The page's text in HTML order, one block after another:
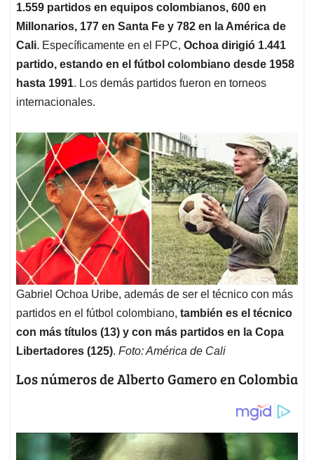
1.559 partidos en equipos colombianos, 600 en
Millonarios, 177 en Santa Fe y 782 en la América de
Cali. Específicamente en el FPC, Ochoa dirigió 1.441
partido, estando en el fútbol colombiano desde 1958
hasta 1991. Los demás partidos fueron en torneos
internacionales.
Gabriel Ochoa Uribe, además de ser el técnico con más
partidos en el fútbol colombiano, también es el técnico
con más títulos (13) y con más partidos en la Copa
Libertadores (125). Foto: América de Cali
Los números de Alberto Gamero en Colombia